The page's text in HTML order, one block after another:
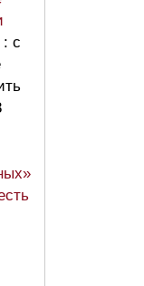
: с